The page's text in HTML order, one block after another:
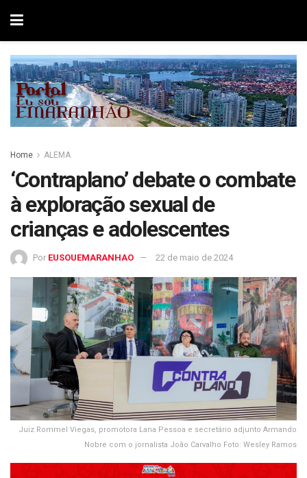
Home ALEMA
‘Contraplano’ debate o combate
à exploração sexual de
crianças e adolescentes
Por EUSOUEMARANHAO 22 de maio de 2024
Juiz Rommel Viegas, promotora Lana Pessoa e secretário adjunto Armando
Nobre com o jornalista João Carvalho Foto: Wesley Ramos